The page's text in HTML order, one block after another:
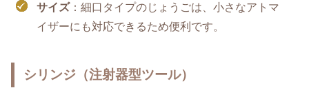
サイズ：細口タイプのじょうごは、小さなアトマ
イザーにも対応できるため便利です。
シリンジ（注射器型ツール）